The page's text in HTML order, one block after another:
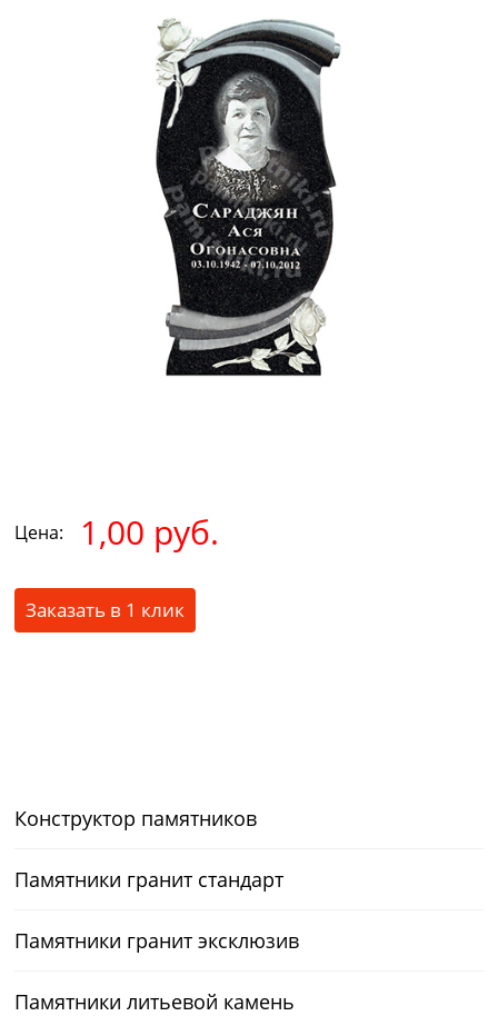
Цена: 1,00 руб.
Заказать в 1 клик
Конструктор памятников
Памятники гранит стандарт
Памятники гранит эксклюзив
Памятники литьевой камень